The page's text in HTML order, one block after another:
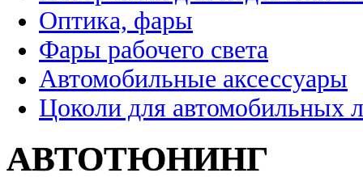
Оптика, фары
Фары рабочего света
Автомобильные аксессуары
Цоколи для автомобильных
АВТОТЮНИНГ